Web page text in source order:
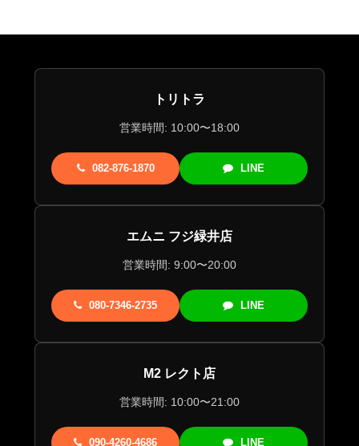
トリトラ
営業時間: 10:00〜18:00
082-876-1870 LINE
エムニ フジ緑井店
営業時間: 9:00〜20:00
080-7346-2735 LINE
M2 レクト店
営業時間: 10:00〜21:00
090-4260-4686 LINE